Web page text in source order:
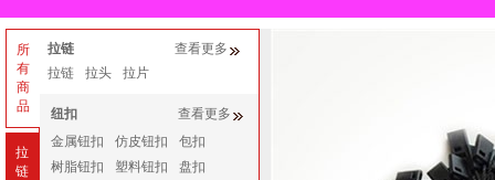
所
有
商
品
拉
链
查看更多
拉链
拉链
拉头 拉片
查看更多
纽扣
金属钮扣
仿皮钮扣
包扣
树脂钮扣
塑料钮扣
盘扣